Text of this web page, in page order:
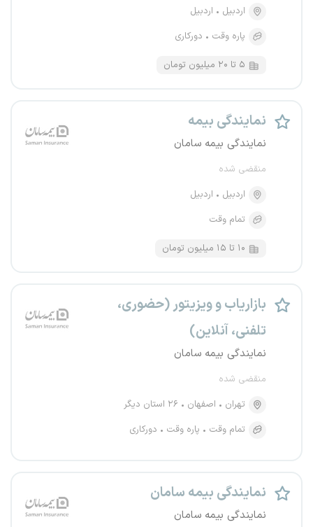
اردبیل
اردبیل
پاره وقت
دورکاری
۵ تا ۲۰ میلیون تومان
نمایندگی بیمه
نمایندگی بیمه سامان
منقضی شده
اردبیل
اردبیل
تمام وقت
۱۰ تا ۱۵ میلیون تومان
بازاریاب و ویزیتور (حضوری،
تلفنی، آنلاین)
نمایندگی بیمه سامان
منقضی شده
تهران
اصفهان
۲۶ استان دیگر
تمام وقت
پاره وقت دورکاری
نمایندگی بیمه سامان
نمایندگی بیمه سامان